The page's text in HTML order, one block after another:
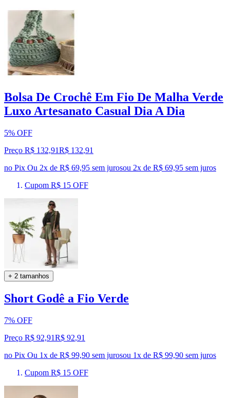
Bolsa De Crochê Em Fio De Malha Verde
Luxo Artesanato Casual Dia A Dia
5% OFF
Preço R$ 132,91R$ 132,91
no Pix Ou 2x de R$ 69,95 sem jurosou 2x de R$ 69,95 sem juros
Cupom R$ 15 OFF
+ 2 tamanhos
Short Godê a Fio Verde
7% OFF
Preço R$ 92,91R$ 92,91
no Pix Ou 1x de R$ 99,90 sem jurosou 1x de R$ 99,90 sem juros
Cupom R$ 15 OFF